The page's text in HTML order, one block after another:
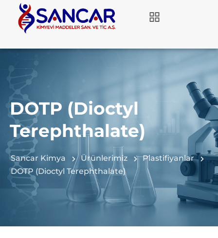
DOTP (Dioctyl
Terephthalate)
Sancar Kimya Ürünlerimiz
Plastifiyanlar
DOTP (Dioctyl Terephthalate)